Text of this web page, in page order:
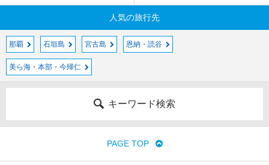
人気の旅行先
那覇 石垣島 宮古島 恩納・読谷
美ら海・本部・今帰仁
キーワード検索
PAGE TOP